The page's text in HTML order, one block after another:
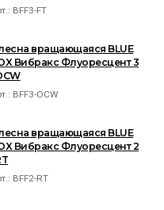
BFF3-FT
вращающаяся BLUE
Вибракс Флуоресцент 3
BFF3-OCW
вращающаяся BLUE
Вибракс Флуоресцент 2
BFF2-RT